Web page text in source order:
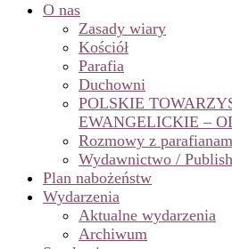
O nas
Zasady wiary
Kościół
Parafia
Duchowni
POLSKIE
EWANGELICKIE –
Rozmowy z
Wydawnictwo /
Plan nabożeństw
Wydarzenia
Aktualne wydarzenia
Archiwum